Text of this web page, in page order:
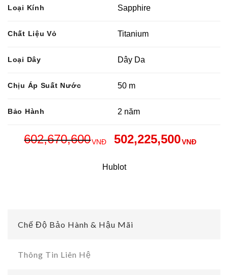
Loại Kính Sapphire
Chất Liệu Vỏ Titanium
Loại Dây Dây Da
Chịu Áp Suất Nước 50 m
Bảo Hành 2 năm
602,670,600VNĐ 502,225,500VNĐ
Hublot
Chế Độ Bảo Hành & Hậu Mãi
Thông Tin Liên Hệ